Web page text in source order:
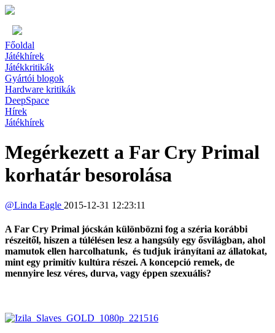
Főoldal
Játékhírek
Játékkritikák
Gyártói blogok
Hardware kritikák
DeepSpace
Hírek
Játékhírek
Megérkezett a Far Cry Primal
korhatár besorolása
@Linda Eagle 2015-12-31 12:23:11
A Far Cry Primal jócskán különbözni fog a széria korábbi
részeitől, hiszen a túlélésen lesz a hangsúly egy ősvilágban, ahol
mamutok ellen harcolhatunk, és tudjuk irányítani az állatokat,
mint egy primitív kultúra részei. A koncepció remek, de
mennyire lesz véres, durva, vagy éppen szexuális?